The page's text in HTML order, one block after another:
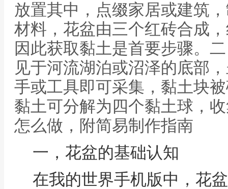
放置其中，点缀家居或建筑
材料，花盆由三个红砖合成
因此获取黏土是首要步骤。
见于河流湖泊或沼泽的底部
手或工具即可采集，黏土块
黏土可分解为四个黏土球，
怎么做，附简易制作指南
一，花盆的基础认知
在我的世界手机版中，花